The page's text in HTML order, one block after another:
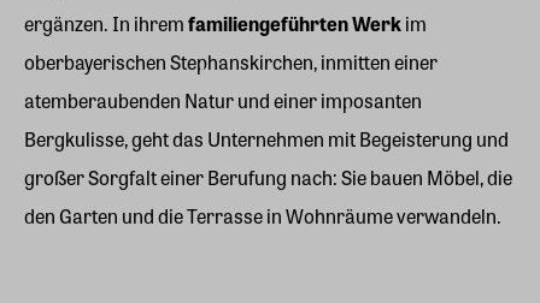
ergänzen. In ihremfamiliengeführten Werkim
oberbayerischen Stephanskirchen, inmitten einer
atemberaubenden Natur und einer imposanten
Bergkulisse, geht das Unternehmen mit Begeisterung und
großer Sorgfalt einer Berufung nach: Sie bauen Möbel, die
den Garten und die Terrasse in Wohnräume verwandeln.